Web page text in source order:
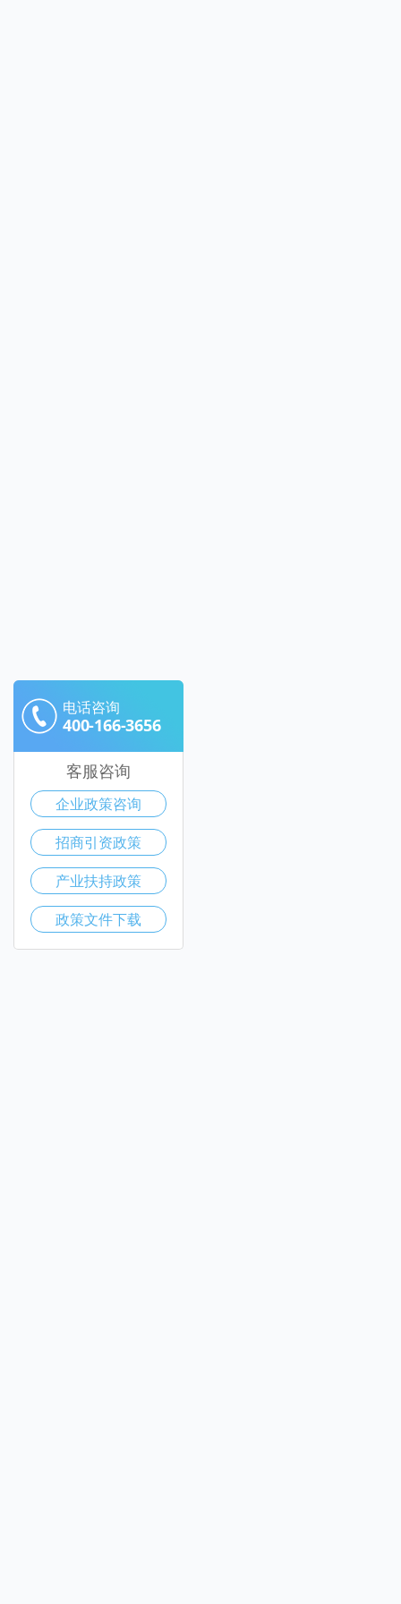
电话咨询
400-166-3656
客服咨询
企业政策咨询
招商引资政策
产业扶持政策
政策文件下载